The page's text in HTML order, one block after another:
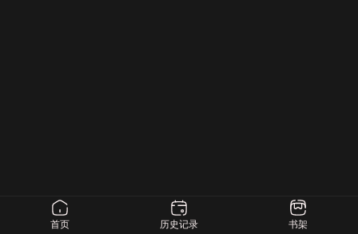
首页 历史记录 书架